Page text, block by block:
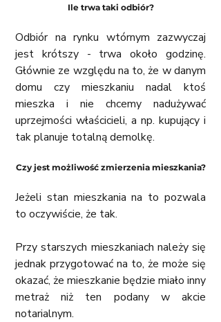
Ile trwa taki odbiór?
Odbiór na rynku wtórnym zazwyczaj
jest krótszy - trwa około godzinę.
Głównie ze względu na to, że w danym
domu czy mieszkaniu nadal ktoś
mieszka i nie chcemy nadużywać
uprzejmości właścicieli, a np. kupujący i
tak planuje totalną demolkę.
Czy jest możliwość zmierzenia mieszkania?
Jeżeli stan mieszkania na to pozwala
to oczywiście, że tak.
Przy starszych mieszkaniach należy się
jednak przygotować na to, że może się
okazać, że mieszkanie będzie miało inny
metraż niż ten podany w akcie
notarialnym.